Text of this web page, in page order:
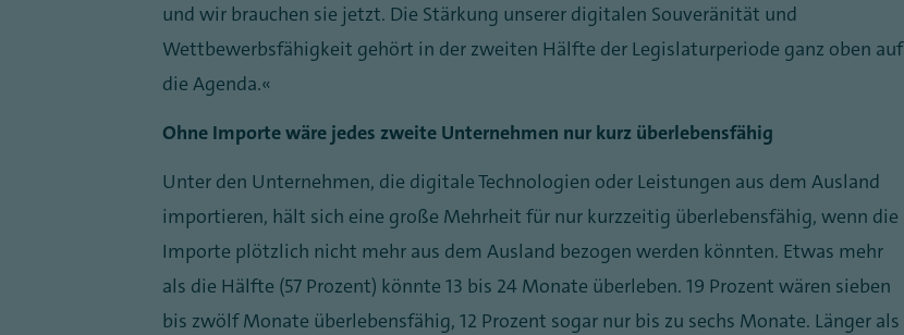
und wir brauchen sie jetzt. Die Stärkung unserer digitalen Souveränität und
Wettbewerbsfähigkeit gehört in der zweiten Hälfte der Legislaturperiode ganz oben auf
die Agenda.“
Ohne Importe wäre jedes zweite Unternehmen nur kurz überlebensfähig
Unter den Unternehmen, die digitale Technologien oder Leistungen aus dem Ausland
importieren, hält sich eine große Mehrheit für nur kurzzeitig überlebensfähig, wenn die
Importe plötzlich nicht mehr aus dem Ausland bezogen werden könnten. Etwas mehr
als die Hälfte (57 Prozent) könnte 13 bis 24 Monate überleben. 19 Prozent wären sieben
bis zwölf Monate überlebensfähig, 12 Prozent sogar nur bis zu sechs Monate. Länger als